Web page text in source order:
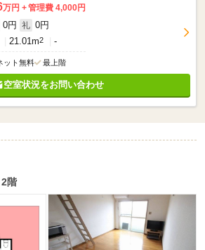
万円
管理費 4,000円
0円 礼 0円
21.01m2 -
ット無料 最上階
空室状況をお問い合わせ
階